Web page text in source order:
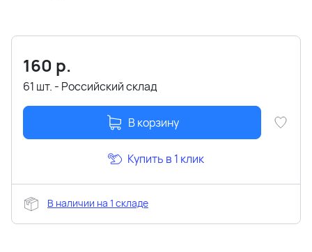
160 р.
61 шт. - Российский склад
В корзину
Купить в 1 клик
В наличии на 1 складе